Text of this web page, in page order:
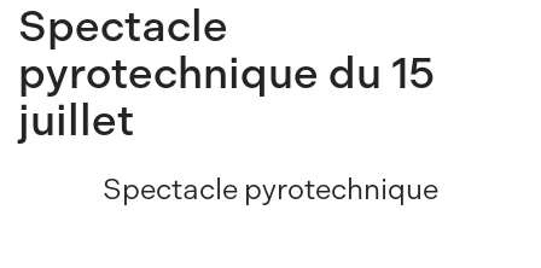
Spectacle
pyrotechnique du 15
juillet
Spectacle pyrotechnique